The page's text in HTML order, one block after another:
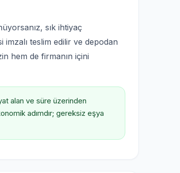
sık ihtiyaç
imzalı teslim edilir ve depodan
hem de firmanın içini
alan ve süre üzerinden
adımdır; gereksiz eşya